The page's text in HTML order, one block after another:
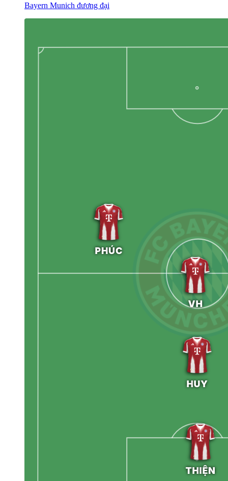
Bayern Munich đương đại